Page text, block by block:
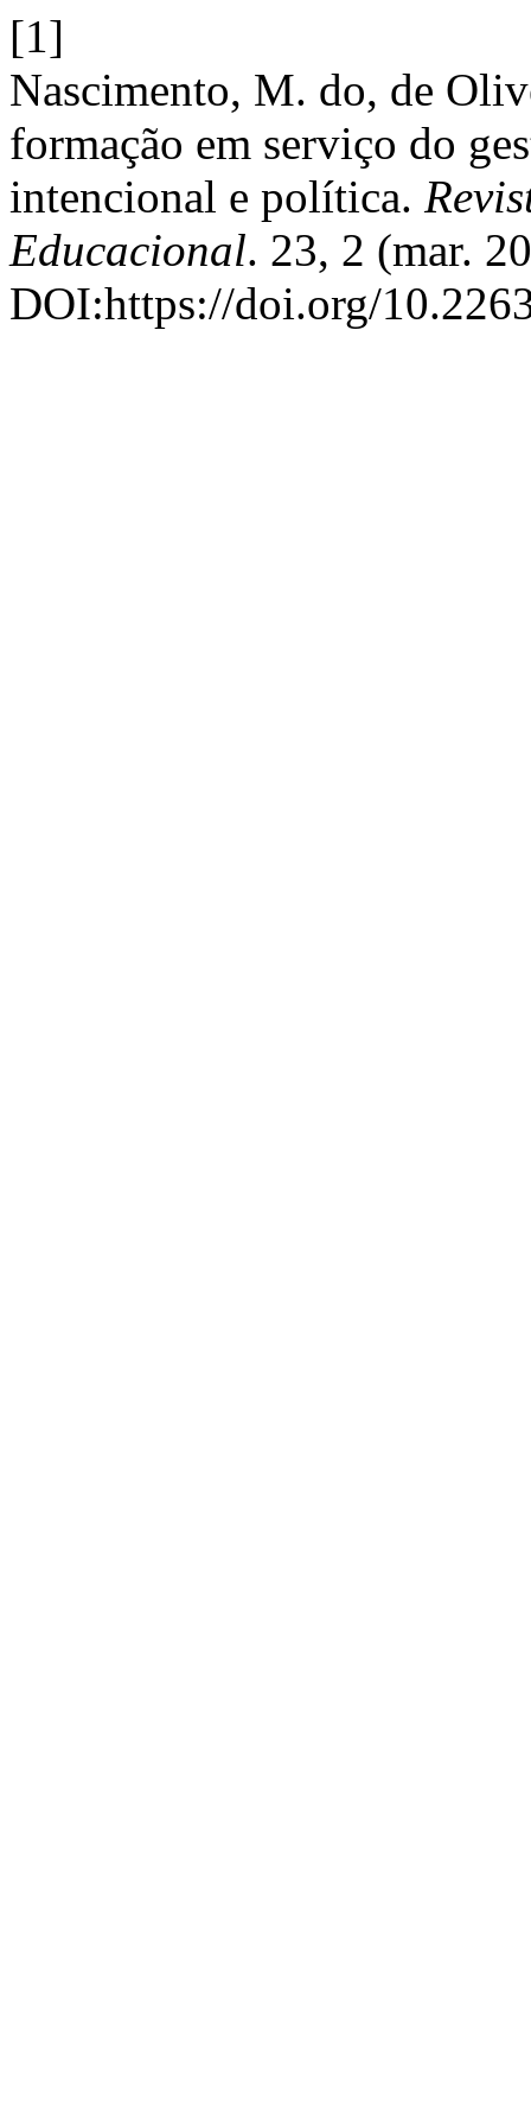
[1]
Nascimento, M. do, de
formação em serviço do
intencional e política.
Educacional. 23, 2 (mar.
DOI:https://doi.org/